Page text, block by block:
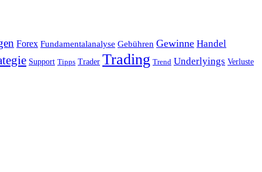
Forex Fundamentalanalyse Gebühren Gewinne Handel
Support Tipps Trader Trading Trend Underlyings Verluste